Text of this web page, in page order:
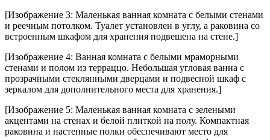
[Изображение 3: Маленькая ванная комната с белыми стенами
и реечным потолком. Туалет установлен в углу, а раковина со
встроенным шкафом для хранения подвешена на стене.]
[Изображение 4: Ванная комната с белыми мраморными
стенами и полом из терраццо. Небольшая угловая ванна с
прозрачными стеклянными дверцами и подвесной шкаф с
зеркалом для дополнительного места для хранения.]
[Изображение 5: Маленькая ванная комната с зелеными
акцентами на стенах и белой плиткой на полу. Компактная
раковина и настенные полки обеспечивают место для